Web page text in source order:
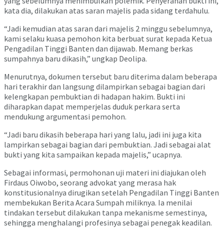
kata dia, dilakukan atas saran majelis pada sidang terdahulu.
“Jadi kemudian atas saran dari majelis 2 minggu sebelumnya,
kami selaku kuasa pemohon kita berbuat surat kepada Ketua
Pengadilan Tinggi Banten dan dijawab. Memang berkas
sumpahnya baru dikasih,” ungkap Deolipa.
Menurutnya, dokumen tersebut baru diterima dalam beberapa
hari terakhir dan langsung dilampirkan sebagai bagian dari
kelengkapan pembuktian di hadapan hakim. Bukti ini
diharapkan dapat memperjelas duduk perkara serta
mendukung argumentasi pemohon.
“Jadi baru dikasih beberapa hari yang lalu, jadi ini juga kita
lampirkan sebagai bagian dari pembuktian. Jadi sebagai alat
bukti yang kita sampaikan kepada majelis,” ucapnya.
Sebagai informasi, permohonan uji materi ini diajukan oleh
Firdaus Oiwobo, seorang advokat yang merasa hak
konstitusionalnya dirugikan setelah Pengadilan Tinggi Banten
membekukan Berita Acara Sumpah miliknya. Ia menilai
tindakan tersebut dilakukan tanpa mekanisme semestinya,
sehingga menghalangi profesinya sebagai penegak keadilan.